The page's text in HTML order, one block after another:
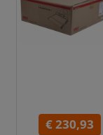
€ 230,93